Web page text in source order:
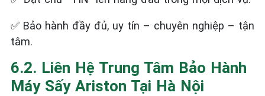
✅ Bảo hành đầy đủ, uy tín – chuyên nghiệp – tận
tâm.
6.2. Liên Hệ Trung Tâm Bảo Hành
Máy Sấy Ariston Tại Hà Nội